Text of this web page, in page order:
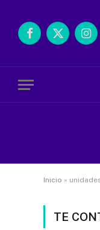
Facebook
X
Inicio »
TE